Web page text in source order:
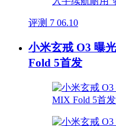
评测 7 06.10
小米玄戒 O3 曝
Fold 5首发